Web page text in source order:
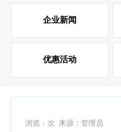
企业新闻
优惠活动
浏览：次 来源：管理员